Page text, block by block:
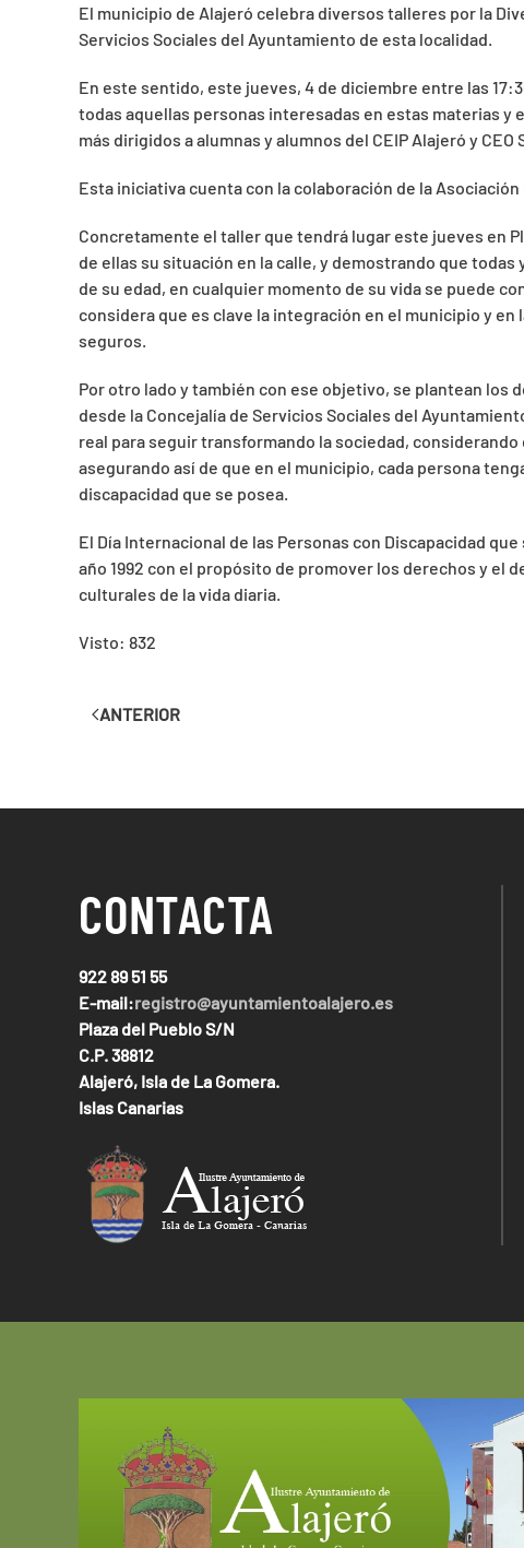
El municipio de Alajeró celebra diversos talleres por la
Servicios Sociales del Ayuntamiento de esta localidad.
En este sentido, este jueves, 4 de diciembre entre las
todas aquellas personas interesadas en estas materias y
más dirigidos a alumnas y alumnos del CEIP Alajeró y CEO
Esta iniciativa cuenta con la colaboración de la
Concretamente el taller que tendrá lugar este jueves en
de ellas su situación en la calle, y demostrando que
de su edad, en cualquier momento de su vida se puede
considera que es clave la integración en el municipio y
seguros.
Por otro lado y también con ese objetivo, se plantean los
desde la Concejalía de Servicios Sociales del
real para seguir transformando la sociedad,
asegurando así de que en el municipio, cada persona
discapacidad que se posea.
El Día Internacional de las Personas con Discapacidad
año 1992 con el propósito de promover los derechos y el
culturales de la vida diaria.
Visto: 832
ANTERIOR
CONTACTA
922 89 51 55
E-mail:registro@ayuntamientoalajero.es
Plaza del Pueblo S/N
C.P. 38812
Alajeró, Isla de La Gomera.
Islas Canarias